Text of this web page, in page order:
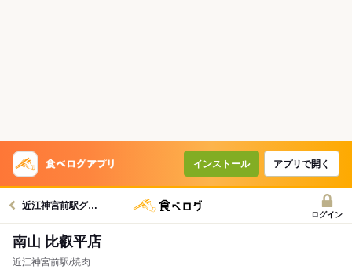
インストール アプリで開く
近江神宮前駅グルメへ
ログイン
南山 比叡平店
近江神宮前駅/焼肉